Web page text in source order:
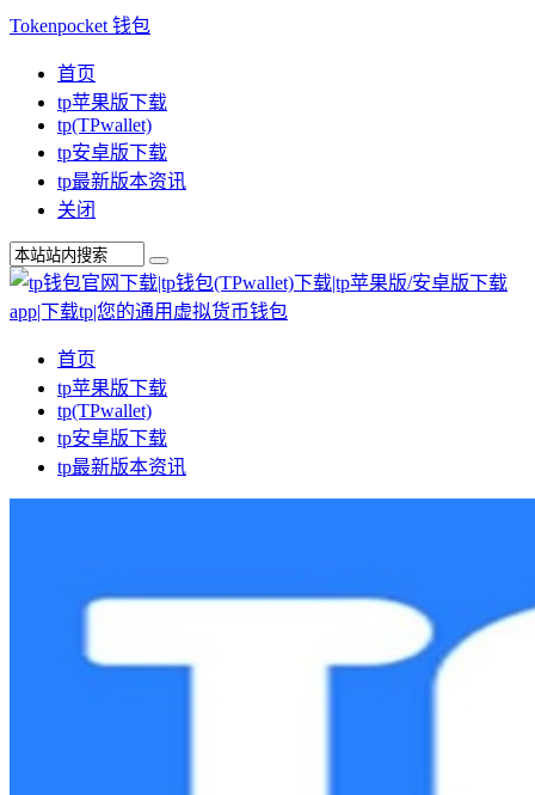
Tokenpocket 钱包
首页
tp苹果版下载
tp(TPwallet)
tp安卓版下载
tp最新版本资讯
关闭
首页
tp苹果版下载
tp(TPwallet)
tp安卓版下载
tp最新版本资讯